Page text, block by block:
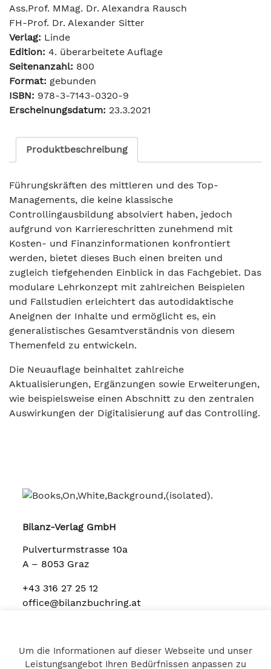
Ass.Prof. MMag. Dr. Alexandra Rausch
FH-Prof. Dr. Alexander Sitter
Verlag: Linde
Edition: 4. überarbeitete Auflage
Seitenanzahl: 800
Format: gebunden
ISBN: 978-3-7143-0320-9
Erscheinungsdatum: 23.3.2021
Produktbeschreibung
Führungskräften des mittleren und des Top-
Managements, die keine klassische
Controllingausbildung absolviert haben, jedoch
aufgrund von Karriereschritten zunehmend mit
Kosten- und Finanzinformationen konfrontiert
werden, bietet dieses Buch einen breiten und
zugleich tiefgehenden Einblick in das Fachgebiet. Das
modulare Lehrkonzept mit zahlreichen Beispielen
und Fallstudien erleichtert das autodidaktische
Aneignen der Inhalte und ermöglicht es, ein
generalistisches Gesamtverständnis von diesem
Themenfeld zu entwickeln.
Die Neuauflage beinhaltet zahlreiche
Aktualisierungen, Ergänzungen sowie Erweiterungen,
wie beispielsweise einen Abschnitt zu den zentralen
Auswirkungen der Digitalisierung auf das Controlling.
Bilanz-Verlag GmbH
Pulverturmstrasse 10a
A – 8053 Graz
+43 316 27 25 12
office@bilanzbuchring.at
Home
Um die Informationen auf dieser Webseite und unser
Leistungsangebot Ihren Bedürfnissen anpassen zu